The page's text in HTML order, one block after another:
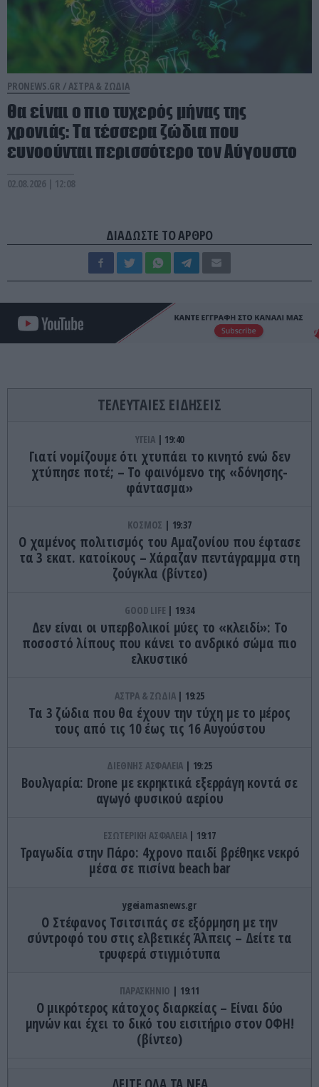
PRONEWS.GR / ΑΣΤΡΑ & ΖΩΔΙΑ
Θα είναι ο πιο τυχερός μήνας της
χρονιάς: Τα τέσσερα ζώδια που
ευνοούνται περισσότερο τον Αύγουστο
02.08.2026 | 12:08
ΔΙΑΔΩΣΤΕ ΤΟ ΑΡΘΡΟ
ΤΕΛΕΥΤΑΙΕΣ ΕΙΔΗΣΕΙΣ
ΥΓΕΙΑ 19:40
Γιατί νομίζουμε ότι χτυπάει το κινητό ενώ δεν
χτύπησε ποτέ; – Το φαινόμενο της «δόνησης-
φάντασμα»
ΚΟΣΜΟΣ 19:37
Ο χαμένος πολιτισμός του Αμαζονίου που έφτασε
τα 3 εκατ. κατοίκους – Χάραζαν πεντάγραμμα στη
ζούγκλα (βίντεο)
GOOD LIFE 19:34
Δεν είναι οι υπερβολικοί μύες το «κλειδί»: Το
ποσοστό λίπους που κάνει το ανδρικό σώμα πιο
ελκυστικό
ΑΣΤΡΑ & ΖΩΔΙΑ 19:25
Τα 3 ζώδια που θα έχουν την τύχη με το μέρος
τους από τις 10 έως τις 16 Αυγούστου
ΔΙΕΘΝΗΣ ΑΣΦΑΛΕΙΑ 19:25
Βουλγαρία: Drone με εκρηκτικά εξερράγη κοντά σε
αγωγό φυσικού αερίου
ΕΣΩΤΕΡΙΚΗ ΑΣΦΑΛΕΙΑ 19:17
Τραγωδία στην Πάρο: 4χρονο παιδί βρέθηκε νεκρό
μέσα σε πισίνα beach bar
ygeiamasnews.gr
Ο Στέφανος Τσιτσιπάς σε εξόρμηση με την
σύντροφό του στις ελβετικές Άλπεις – Δείτε τα
τρυφερά στιγμιότυπα
ΠΑΡΑΣΚΗΝΙΟ 19:11
Ο μικρότερος κάτοχος διαρκείας – Είναι δύο
μηνών και έχει το δικό του εισιτήριο στον ΟΦΗ!
(βίντεο)
GOOD LIFE 19:07